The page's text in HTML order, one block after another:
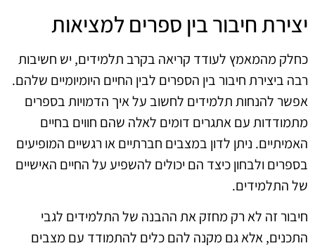
יצירת חיבור בין ספרים למציאות
כחלק מהמאמץ לעודד קריאה בקרב תלמידים, יש חשיבות
רבה ביצירת חיבור בין הספרים לבין החיים היומיומיים שלהם.
אפשר להנחות תלמידים לחשוב על איך הדמויות בספרים
מתמודדות עם אתגרים דומים לאלה שהם חווים בחיים
האמיתיים. ניתן לדון במצבים חברתיים או רגשיים המופיעים
בספרים ולבחון כיצד הם יכולים להשפיע על החיים האישיים
של התלמידים.
חיבור זה לא רק מחזק את ההבנה של התלמידים לגבי
התכנים, אלא גם מקנה להם כלים להתמודד עם מצבים